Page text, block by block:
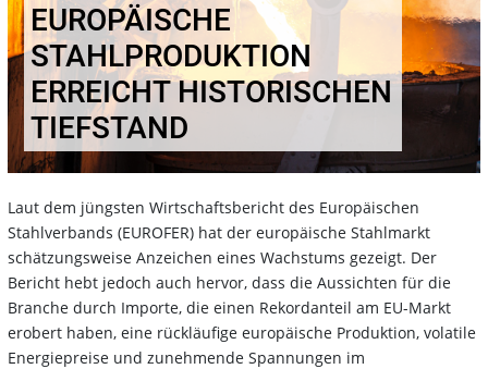
EUROPÄISCHE
STAHLPRODUKTION
ERREICHT HISTORISCHEN
TIEFSTAND
Laut dem jüngsten Wirtschaftsbericht des Europäischen
Stahlverbands (EUROFER) hat der europäische Stahlmarkt
schätzungsweise Anzeichen eines Wachstums gezeigt. Der
Bericht hebt jedoch auch hervor, dass die Aussichten für die
Branche durch Importe, die einen Rekordanteil am EU-Markt
erobert haben, eine rückläufige europäische Produktion, volatile
Energiepreise und zunehmende Spannungen im